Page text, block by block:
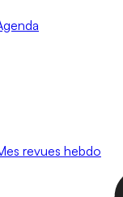
revues hebdo